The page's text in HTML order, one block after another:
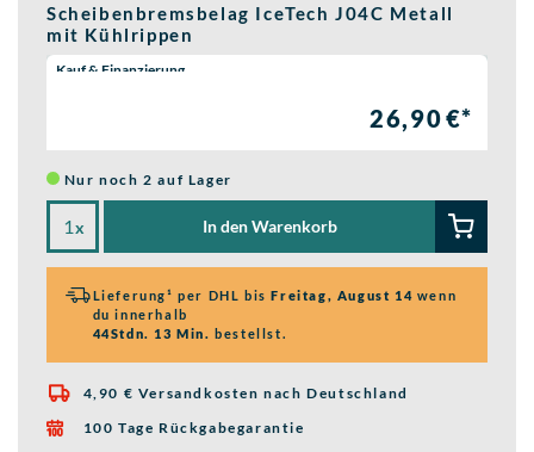
Scheibenbremsbelag IceTech J04C Metall
mit Kühlrippen
Wähle eine Preisoption:
Kauf & Finanzierung
26,90 €*
Nur noch 2 auf Lager
x In den Warenkorb
Lieferung¹ per DHL bisFreitag, August 14 wenn
du innerhalb
44Stdn. 13 Min. bestellst.
 4,90 € Versandkosten nach Deutschland
 100 Tage Rückgabegarantie